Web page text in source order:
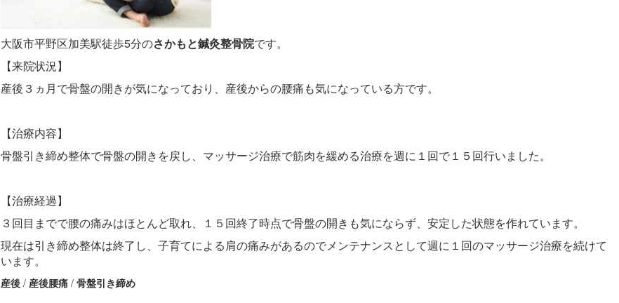
大阪市平野区加美駅徒歩5分のさかもと鍼灸整骨院です。
【来院状況】
産後３ヵ月で骨盤の開きが気になっており、産後からの腰痛も気になっている方です。
【治療内容】
骨盤引き締め整体で骨盤の開きを戻し、マッサージ治療で筋肉を緩める治療を週に１回で１５回行いました。
【治療経過】
３回目までで腰の痛みはほとんど取れ、１５回終了時点で骨盤の開きも気にならず、安定した状態を作れています。
現在は引き締め整体は終了し、子育てによる肩の痛みがあるのでメンテナンスとして週に１回のマッサージ治療を続けて
います。
産後 / 産後腰痛 / 骨盤引き締め